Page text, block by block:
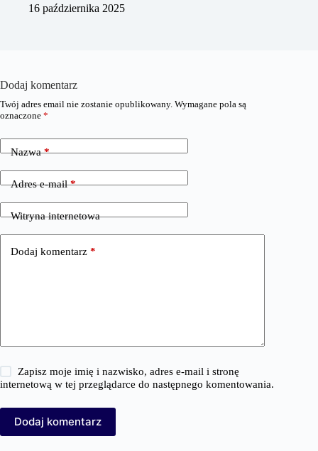
16 października 2025
Dodaj komentarz
Twój adres email nie zostanie opublikowany. Wymagane pola są
oznaczone *
Nazwa*
Adres e-mail*
Witryna internetowa
Dodaj komentarz *
Zapisz moje imię i nazwisko, adres e-mail i stronę
internetową w tej przeglądarce do następnego komentowania.
Dodaj komentarz